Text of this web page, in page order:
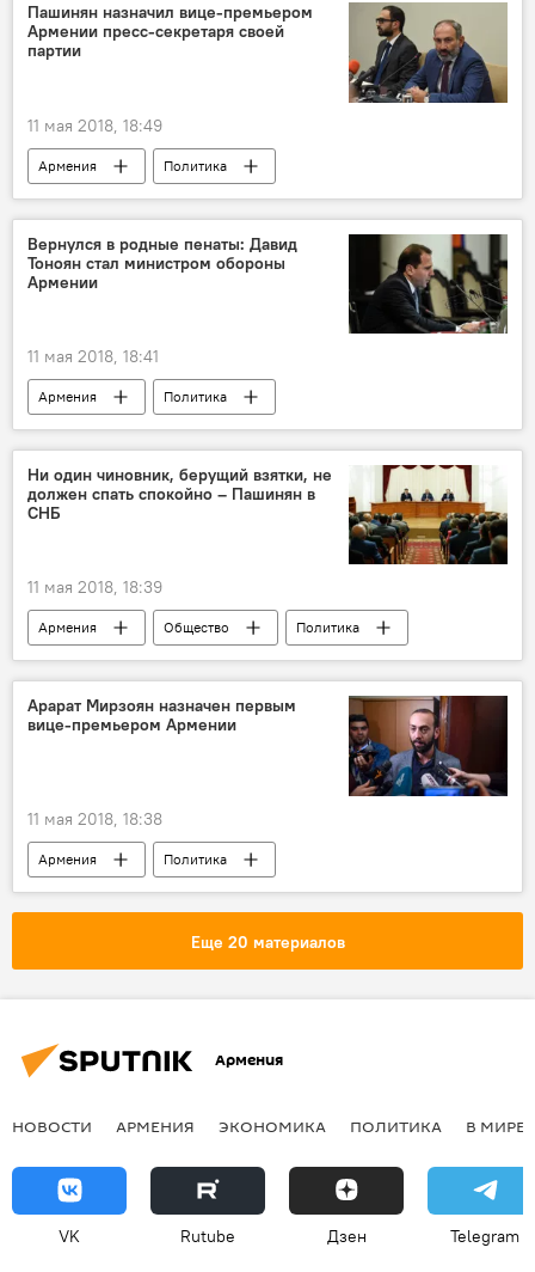
Пашинян назначил вице-премьером
Армении пресс-секретаря своей
партии
11 мая 2018, 18:49
Армения
Политика
Пашинян Никол
Авинян
функция
Правительство Пашиняна: назначения и отставки
Вернулся в родные пенаты: Давид
Тоноян стал министром обороны
Армении
11 мая 2018, 18:41
Армения
Политика
Правительство Пашиняна: назначения и отставки
Министерство обороны
Ни один чиновник, берущий взятки, не
должен спать спокойно – Пашинян в
СНБ
11 мая 2018, 18:39
Армения Общество
Политика
СНБ
Пашинян Никол коррупция
Арарат Мирзоян назначен первым
вице-премьером Армении
11 мая 2018, 18:38
Армения
Политика
Пашинян Никол
Арарат Мирзоян
Премьер
Еще 20 материалов
Армения
НОВОСТИ АРМЕНИЯ ЭКОНОМИКА ПОЛИТИКА В МИРЕ
VK Rutube Дзен Telegram